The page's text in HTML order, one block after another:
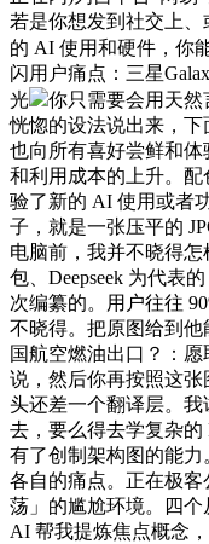
若是你想发到社交上
的 AI 使用和硬件，你
闪用户痛点：三星
光
你只需要会用天然
恍惚的设法说出来，
也向所有喜好尝鲜和
和利用成本的上升。
验了新的 AI 使用或者
子，就是一张压平的
电脑前，我并不晓得
包、Deepseek 为代表
次编纂的。用户往往
不晓得。把原图给到
国航空燃油出口？：
说，然后你再按照这
头还差一个翻译层。我
去，要么得去学复杂的
有了创制架构图的能
各自的痛点。正在极
荡」的尴尬环境。四
AI 帮我提炼焦点概念